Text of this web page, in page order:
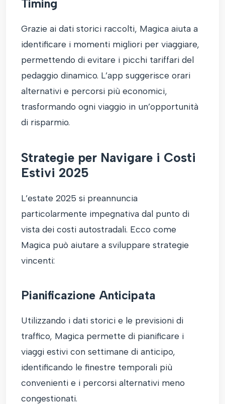
Timing
Grazie ai dati storici raccolti, Magica aiuta a
identificare i momenti migliori per viaggiare,
permettendo di evitare i picchi tariffari del
pedaggio dinamico. L’app suggerisce orari
alternativi e percorsi più economici,
trasformando ogni viaggio in un’opportunità
di risparmio.
Strategie per Navigare i Costi
Estivi 2025
L’estate 2025 si preannuncia
particolarmente impegnativa dal punto di
vista dei costi autostradali. Ecco come
Magica può aiutare a sviluppare strategie
vincenti:
Pianificazione Anticipata
Utilizzando i dati storici e le previsioni di
traffico, Magica permette di pianificare i
viaggi estivi con settimane di anticipo,
identificando le finestre temporali più
convenienti e i percorsi alternativi meno
congestionati.